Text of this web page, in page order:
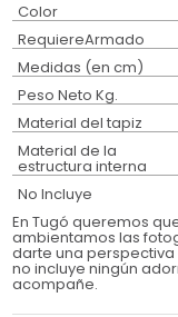
Color
RequiereArmado
Medidas (en cm)
Peso Neto Kg.
Material del tapiz
Material de la
estructura interna
No Incluye
En Tugó queremos
ambientamos las
darte una
no incluye ningún
acompañe.